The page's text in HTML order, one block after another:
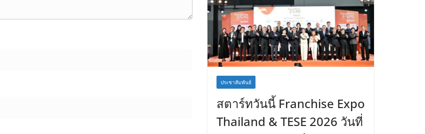
ประชาสัมพันธ์
สตาร์ทวันนี้ Franchise Expo
Thailand & TESE 2026 วันที่